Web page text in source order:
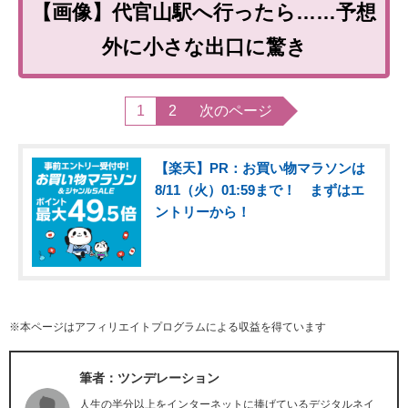
【画像】代官山駅へ行ったら……予想
外に小さな出口に驚き
1 2 次のページ
【楽天】PR：お買い物マラソンは
8/11（火）01:59まで！ まずはエ
ントリーから！
※本ページはアフィリエイトプログラムによる収益を得ています
筆者：ツンデレーション
人生の半分以上をインターネットに捧げているデジタルネイ